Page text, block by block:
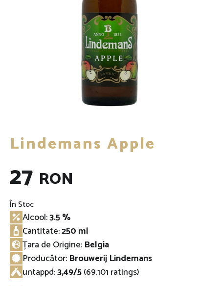
Lindemans Apple
27 RON
În Stoc
Alcool:3.5 %
Cantitate:250 ml
Țara de Origine: Belgia
Producător: Brouwerij Lindemans
untappd:3,49/5(69.101 ratings)